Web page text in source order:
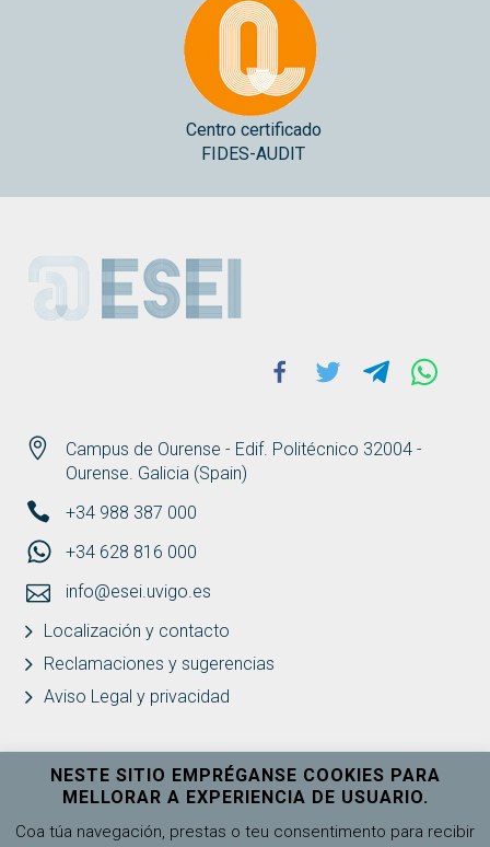
Centro certificado
FIDES-AUDIT
ESEI
Campus de Ourense - Edif. Politécnico 32004 -
Ourense. Galicia (Spain)
+34 988 387 000
+34 628 816 000
info@esei.uvigo.es
Localización y contacto
Reclamaciones y sugerencias
Aviso Legal y privacidad
Facebook
Twitter Telegram
NESTE SITIO EMPRÉGANSE COOKIES PARA
MELLORAR A EXPERIENCIA DE USUARIO.
Coa túa navegación, prestas o teu consentimento para recibir